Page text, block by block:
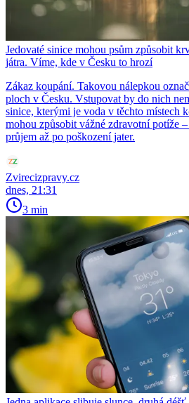
Jedovaté sinice mohou psům způsobit
játra. Víme, kde v Česku to hrozí
Zákaz koupání. Takovou nálepkou
ploch v Česku. Vstupovat by do nich
sinice, kterými je voda v těchto místech
mohou způsobit vážné zdravotní potíže
průjem až po poškození jater.
Zvirecizpravy.cz
dnes, 21:31
3 min